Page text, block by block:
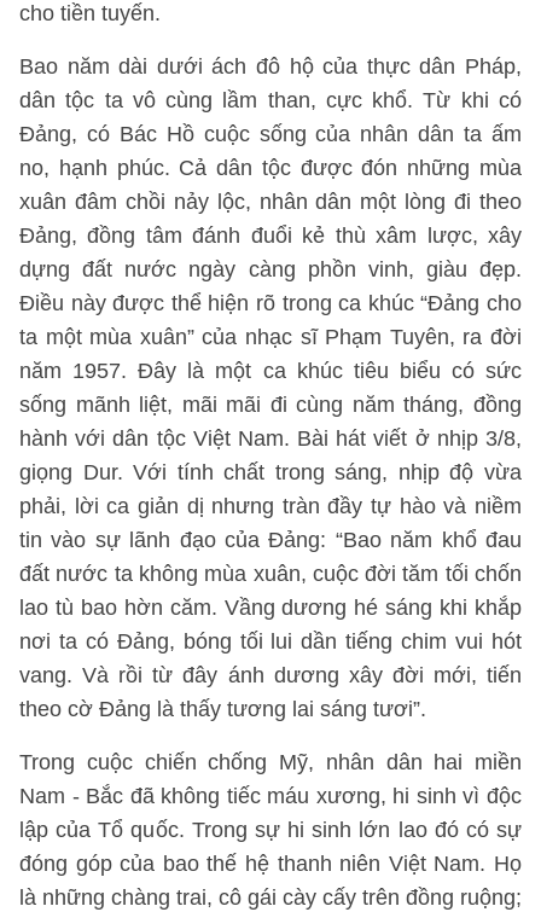
cho tiền tuyến.
Bao năm dài dưới ách đô hộ của thực dân Pháp,
dân tộc ta vô cùng lầm than, cực khổ. Từ khi có
Đảng, có Bác Hồ cuộc sống của nhân dân ta ấm
no, hạnh phúc. Cả dân tộc được đón những mùa
xuân đâm chồi nảy lộc, nhân dân một lòng đi theo
Đảng, đồng tâm đánh đuổi kẻ thù xâm lược, xây
dựng đất nước ngày càng phồn vinh, giàu đẹp.
Điều này được thể hiện rõ trong ca khúc “Đảng cho
ta một mùa xuân” của nhạc sĩ Phạm Tuyên, ra đời
năm 1957. Đây là một ca khúc tiêu biểu có sức
sống mãnh liệt, mãi mãi đi cùng năm tháng, đồng
hành với dân tộc Việt Nam. Bài hát viết ở nhịp 3/8,
giọng Dur. Với tính chất trong sáng, nhịp độ vừa
phải, lời ca giản dị nhưng tràn đầy tự hào và niềm
tin vào sự lãnh đạo của Đảng: “Bao năm khổ đau
đất nước ta không mùa xuân, cuộc đời tăm tối chốn
lao tù bao hờn căm. Vầng dương hé sáng khi khắp
nơi ta có Đảng, bóng tối lui dần tiếng chim vui hót
vang. Và rồi từ đây ánh dương xây đời mới, tiến
theo cờ Đảng là thấy tương lai sáng tươi”.
Trong cuộc chiến chống Mỹ, nhân dân hai miền
Nam - Bắc đã không tiếc máu xương, hi sinh vì độc
lập của Tổ quốc. Trong sự hi sinh lớn lao đó có sự
đóng góp của bao thế hệ thanh niên Việt Nam. Họ
là những chàng trai, cô gái cày cấy trên đồng ruộng;